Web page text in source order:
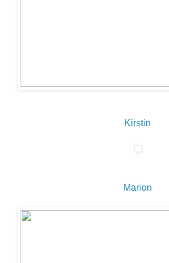
Kirstin
Marion